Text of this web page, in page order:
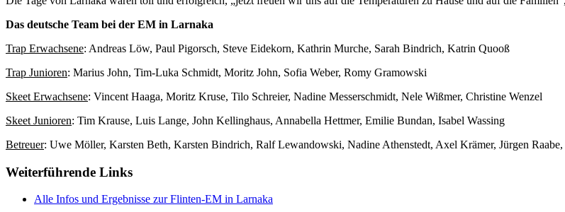
Das deutsche Team bei der EM in Larnaka
Trap Erwachsene: Andreas Löw, Paul Pigorsch, Steve Eidekorn, Kathrin Murche, Sarah Bindrich, Katrin Quooß
Trap Junioren: Marius John, Tim-Luka Schmidt, Moritz John, Sofia Weber, Romy Gramowski
Skeet Erwachsene: Vincent Haaga, Moritz Kruse, Tilo Schreier, Nadine Messerschmidt, Nele Wißmer, Christine Wenzel
Skeet Junioren: Tim Krause, Luis Lange, John Kellinghaus, Annabella Hettmer, Emilie Bundan, Isabel Wassing
Betreuer: Uwe Möller, Karsten Beth, Karsten Bindrich, Ralf Lewandowski, Nadine Athenstedt, Axel Krämer, Jürgen
Weiterführende Links
Alle Infos und Ergebnisse zur Flinten-EM in Larnaka